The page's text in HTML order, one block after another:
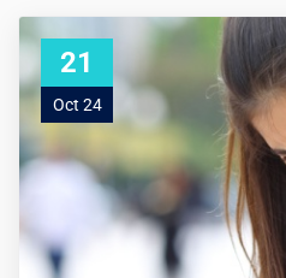
21
Oct 24